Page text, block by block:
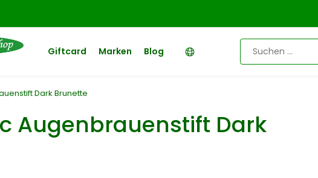
Giftcard Marken Blog
Dark Brunette
Augenbrauenstift Dark